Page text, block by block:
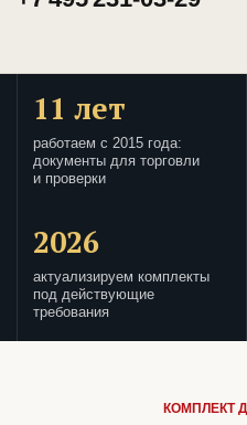
11 лет
работаем с 2015 года:
документы для торговли
и проверки
2026
актуализируем комплекты
под действующие
требования
КОМПЛЕКТ